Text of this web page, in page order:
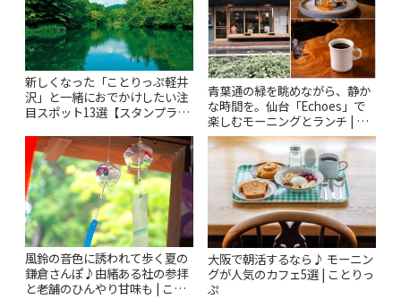
新しくなった「ことりっぷ軽井
沢」と一緒におでかけしたい注
目スポット13選【スタンプラリ
青葉通の緑を眺めながら、静か
な時間を。仙台「Echoes」で
楽しむモーニングとランチ | こ
とりっぷ
風鈴の音色に誘われて歩く夏の
鎌倉さんぽ♪由緒ある社の参拝
と老舗のひんやり甘味も | こと
大阪で朝活するなら♪ モーニン
グが人気のカフェ5選 | ことりっ
ぷ